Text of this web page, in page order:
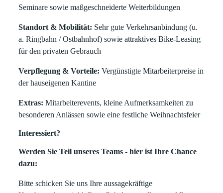
Seminare sowie maßgeschneiderte Weiterbildungen
Standort & Mobilität: Sehr gute Verkehrsanbindung (u.
a. Ringbahn / Ostbahnhof) sowie attraktives Bike-Leasing
für den privaten Gebrauch
Verpflegung & Vorteile: Vergünstigte Mitarbeiterpreise in
der hauseigenen Kantine
Extras: Mitarbeiterevents, kleine Aufmerksamkeiten zu
besonderen Anlässen sowie eine festliche Weihnachtsfeier
Interessiert?
Werden Sie Teil unseres Teams - hier ist Ihre Chance
dazu:
Bitte schicken Sie uns Ihre aussagekräftige